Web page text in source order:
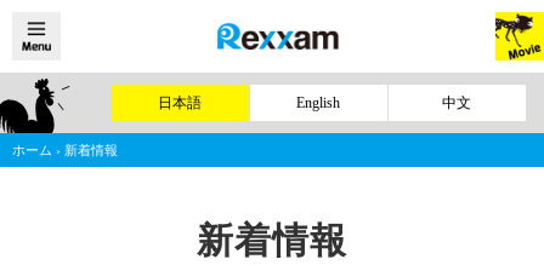
日本語 English 中文
ホーム › 新着情報
新着情報